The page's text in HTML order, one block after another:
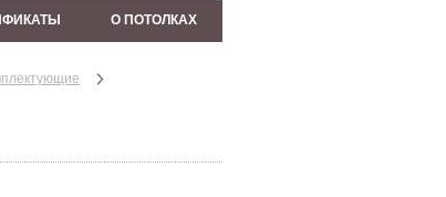
О ПОТОЛКАХ